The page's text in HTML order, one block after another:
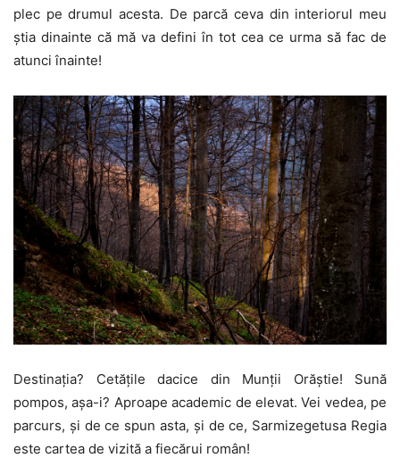
plec pe drumul acesta. De parcă ceva din interiorul meu
știa dinainte că mă va defini în tot cea ce urma să fac de
atunci înainte!
Destinația? Cetățile dacice din Munții Orăștie! Sună
pompos, așa-i? Aproape academic de elevat. Vei vedea, pe
parcurs, și de ce spun asta, și de ce, Sarmizegetusa Regia
este cartea de vizită a fiecărui român!